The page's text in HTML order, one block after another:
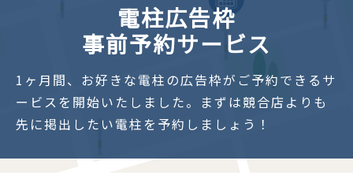
電柱広告枠
事前予約サービス
1ヶ月間、お好きな電柱の広告枠がご予約できるサ
ービスを開始いたしました。まずは競合店よりも
先に掲出したい電柱を予約しましょう！